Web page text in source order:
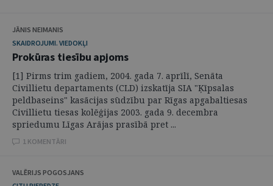
JĀNIS NEIMANIS
SKAIDROJUMI. VIEDOKĻI
Prokūras tiesību apjoms
[1] Pirms trim gadiem, 2004. gada 7. aprīlī, Senāta
Civillietu departaments (CLD) izskatīja SIA "Ķīpsalas
peldbaseins" kasācijas sūdzību par Rīgas apgabaltiesas
Civillietu tiesas kolēģijas 2003. gada 9. decembra
spriedumu Līgas Arājas prasībā pret ...
1 KOMENTĀRI
VALĒRIJS POGOSJANS